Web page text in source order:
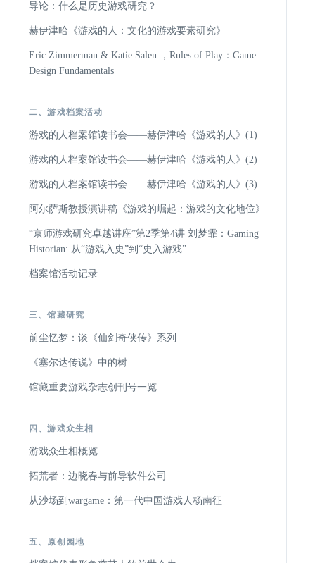
导论：什么是历史游戏研究？
赫伊津哈《游戏的人：文化的游戏要素研究》
Eric Zimmerman & Katie Salen ，Rules of Play：Game
Design Fundamentals
二、游戏档案活动
游戏的人档案馆读书会——赫伊津哈《游戏的人》(1)
游戏的人档案馆读书会——赫伊津哈《游戏的人》(2)
游戏的人档案馆读书会——赫伊津哈《游戏的人》(3)
阿尔萨斯教授演讲稿《游戏的崛起：游戏的文化地位》
“京师游戏研究卓越讲座”第2季第4讲 刘梦霏：Gaming
Historian: 从“游戏入史”到“史入游戏”
档案馆活动记录
三、馆藏研究
前尘忆梦：谈《仙剑奇侠传》系列
《塞尔达传说》中的树
馆藏重要游戏杂志创刊号一览
四、游戏众生相
游戏众生相概览
拓荒者：边晓春与前导软件公司
从沙场到wargame：第一代中国游戏人杨南征
五、原创园地